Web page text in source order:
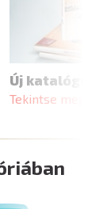
Új katalógus
Tekintse meg a